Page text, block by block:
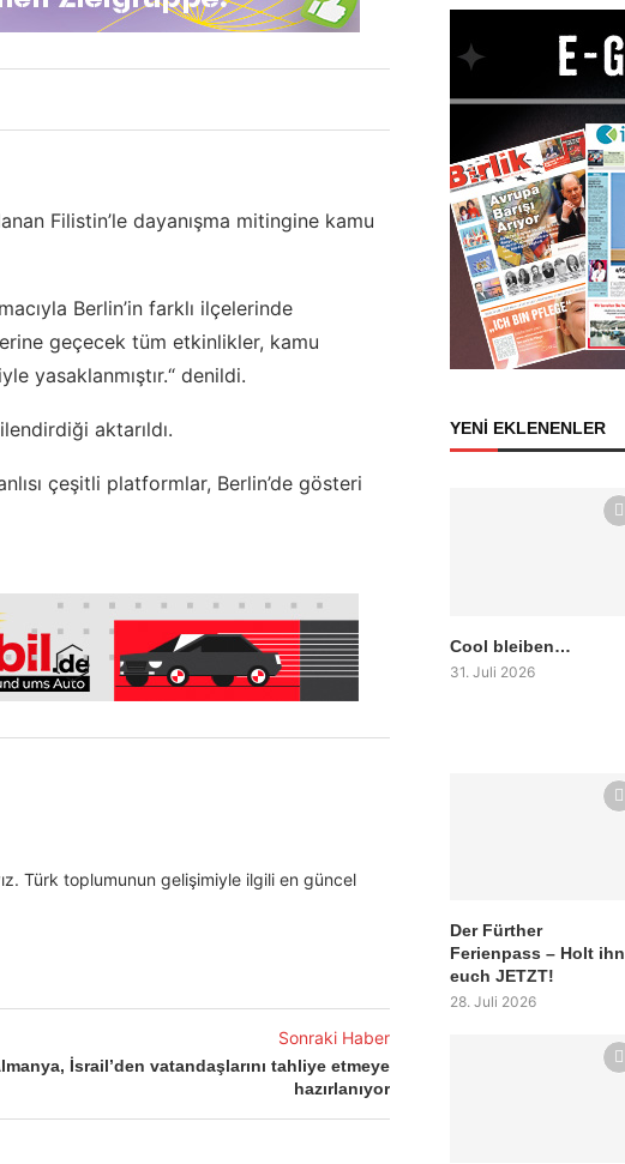
Filistin’le dayanışma mitingine kamu
Berlin’in farklı ilçelerinde
geçecek tüm etkinlikler, kamu
yasaklanmıştır.“ denildi.
aktarıldı.
çeşitli platformlar, Berlin’de gösteri
Türk toplumunun gelişimiyle ilgili en güncel
Sonraki Haber
İsrail’den vatandaşlarını tahliye etmeye
hazırlanıyor
YENİ EKLENENLER
Cool bleiben…
31. Juli 2026
Der Fürther
Ferienpass – Holt ihn
euch JETZT!
28. Juli 2026